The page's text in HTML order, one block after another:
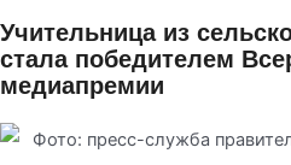
Учительница из
стала победителем
медиапремии